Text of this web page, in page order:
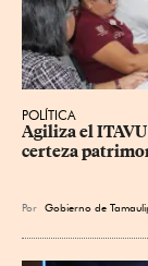
POLÍTICA
Agiliza el
certeza
Por Gobierno de